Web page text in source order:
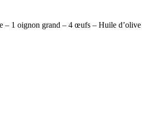
– 1 oignon grand – 4 œufs – Huile